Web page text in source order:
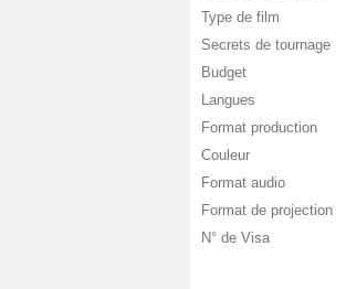
Type de film
Secrets de tournage
Budget
Langues
Format production
Couleur
Format audio
Format de projection
N° de Visa